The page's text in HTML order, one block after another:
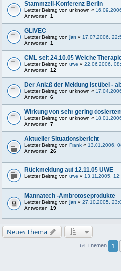
Stammzell-Konferenz Berlin
Letzter Beitrag von unknown «
Antworten: 1
GLIVEC
Letzter Beitrag von jan « 17.07.2006,
Antworten: 1
CML seit 24.10.05 Welche
Letzter Beitrag von uwe « 22.06.2006,
Antworten: 12
Der Anlaß der Meldung ist übel -
Letzter Beitrag von unknown «
Antworten: 6
Wirkung von sehr gering
Letzter Beitrag von unknown «
Antworten: 7
Aktueller Situationsbericht
Letzter Beitrag von Frank « 13.01.2006,
Antworten: 26
Rückmeldung auf 12.11.05 UWE
Letzter Beitrag von uwe « 13.11.2005,
Mannatech -Ambrotoseprodukte
Letzter Beitrag von jan « 27.10.2005,
Antworten: 19
Neues Thema
64 Themen 1